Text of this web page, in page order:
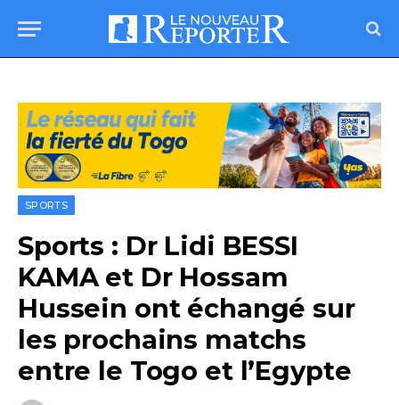
SPORTS
Sports : Dr Lidi BESSI
KAMA et Dr Hossam
Hussein ont échangé sur
les prochains matchs
entre le Togo et l’Egypte